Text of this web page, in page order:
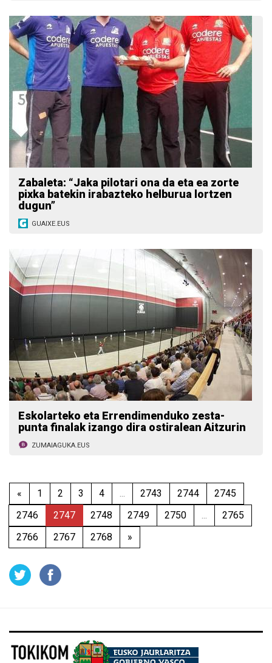
Zabaleta: “Jaka pilotari ona da eta ea zorte
pixka batekin irabazteko helburua lortzen
dugun”
GUAIXE.EUS
Eskolarteko eta Errendimenduko zesta-
punta finalak izango dira ostiralean Aitzurin
ZUMAIAGUKA.EUS
« 1 2 3 4 ... 2743 2744
2745
2746
2747 2748 2749 2750 ...
2765
2766
2767 2768 »